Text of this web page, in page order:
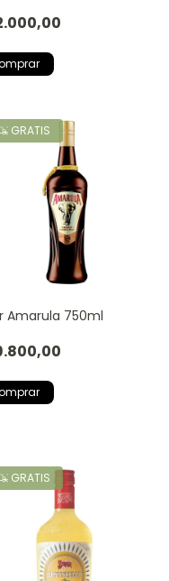
GRATIS
Amarula 750ml
GRATIS